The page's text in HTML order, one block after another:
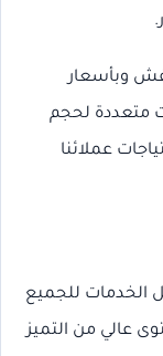
وبأسعار
متعددة لحجم
عملائنا
الخدمات للجميع
عالي من التميز